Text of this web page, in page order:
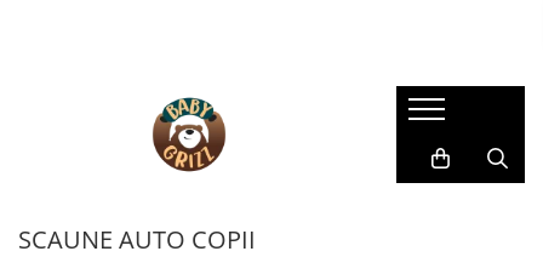
SCAUNE AUTO TIP SCOICĂ
SCAUNE AUTO GRUPA II/III
CARUCIOARE 3 IN 1
CARUCIOARE 2 IN 1
CARUCIOARE GEMENI/DUBLE
BALANSOARE
ROBOȚI DE BUCĂTĂRIE
ACCESORII PENTRU MASĂ
FARFURII SI BOLURI PENTRU
Centre de activitati
JOCURI EDUCATIVE
Figurine
SISTEME DE PURTARE COPII
BAIE & ESENȚIALE
ARPIRATOARE NAZALE
Sutiene pentru alăptare
SCAUNE AUTO COPII